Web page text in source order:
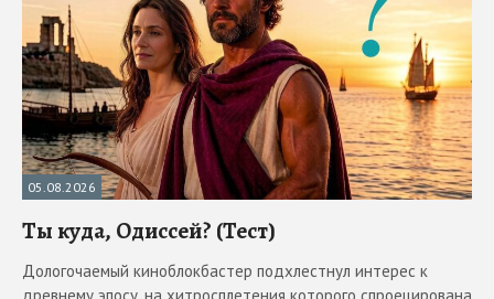
05.08.2026
Ты куда, Одиссей? (Тест)
Дологочаемый киноблокбастер подхлестнул интерес к